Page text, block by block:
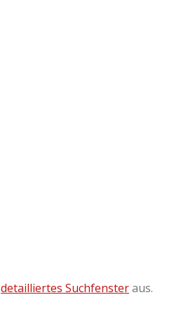
detailliertes Suchfensteraus.